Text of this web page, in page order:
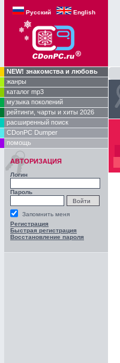
Русский English
NEW! знакомства и любовь
жанры
каталог mp3
музыка поколений
рейтинги, чарты и хиты 2026
расширенный поиск
CDonPC Dumper
помощь
АВТОРИЗАЦИЯ
Логин
Пароль
Запомнить меня
Регистрация
Быстрая регистрация
Восстановление пароля